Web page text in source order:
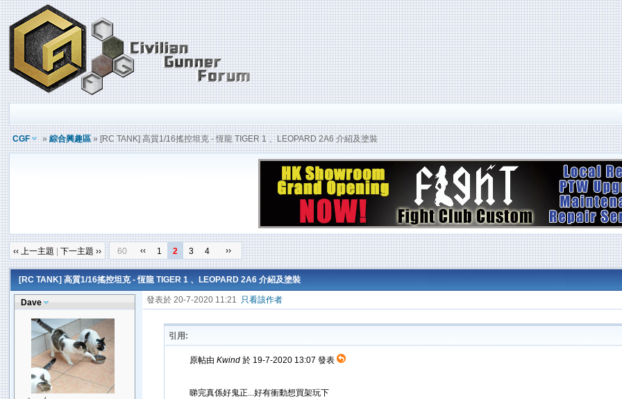
CGF »綜合興趣區» [RC TANK] 高質1/16搖控坦克 - 恆龍 TIGER 1 、LEOPARD 2A6 介紹及塗裝
‹‹ 上一主題 |下一主題 ›› 60 ‹‹ 1 2 3 4 ››
[RC TANK] 高質1/16搖控坦克 - 恆龍 TIGER 1 、LEOPARD 2A6 介紹及塗裝
Dave 發表於 20-7-2020 11:21 只看該作者
引用:
原帖由Kwind 於 19-7-2020 13:07 發表
睇完真係好鬼正...好有衝動想買架玩下